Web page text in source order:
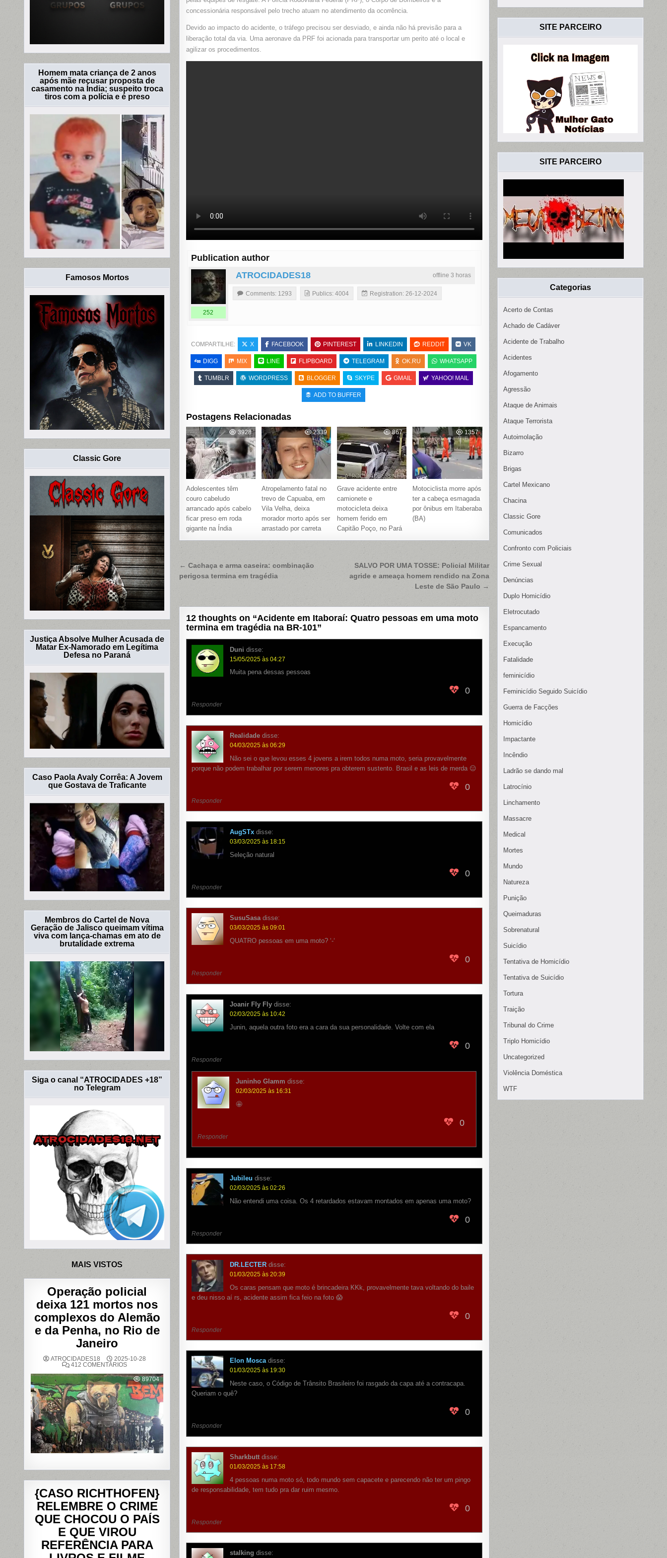
concessionária responsável pelo trecho atuam no atendimento da ocorrência.
Devido ao impacto do acidente, o tráfego precisou ser desviado, e ainda não há previsão para a
liberação total da via. Uma aeronave da PRF foi acionada para transportar um perito até o local e
agilizar os procedimentos.
Publication author
offline 3 horas
ATROCIDADES18
252
Comments: 1293 Publics: 4004 Registration: 26-12-2024
COMPARTILHE: X FACEBOOK PINTEREST LINKEDIN REDDIT VK
DIGG MIX LINE FLIPBOARD TELEGRAM OK.RU WHATSAPP
TUMBLR WORDPRESS BLOGGER SKYPE GMAIL YAHOO! MAIL
ADD TO BUFFER
Postagens Relacionadas
3928
Adolescentes têm
couro cabeludo
arrancado após cabelo
ficar preso em roda
gigante na Índia
2339
Atropelamento fatal no
trevo de Capuaba, em
Vila Velha, deixa
morador morto após ser
arrastado por carreta
867
Grave acidente entre
camionete e
motocicleta deixa
homem ferido em
Capitão Poço, no Pará
1357
Motociclista morre após
ter a cabeça esmagada
por ônibus em Itaberaba
(BA)
Navegação
de
SALVO POR UMA TOSSE: Policial Militar
agride e ameaça homem rendido na Zona
Leste de São Paulo →
← Cachaça e arma caseira: combinação
perigosa termina em tragédia
12 thoughts on “Acidente em Itaboraí: Quatro pessoas em uma moto
termina em tragédia na BR-101”
Duni disse:
15/05/2025 às 04:27
Muita pena dessas pessoas
0
Responder
Realidade disse:
04/03/2025 às 06:29
Não sei o que levou esses 4 jovens a irem todos numa moto, seria provavelmente
porque não podem trabalhar por serem menores pra obterem sustento. Brasil e as leis de merda 😑
0
Responder
AugSTx disse:
03/03/2025 às 18:15
Seleção natural
0
Responder
SusuSasa disse:
03/03/2025 às 09:01
QUATRO pessoas em uma moto? ‘-‘
0
Responder
Joanir Fly Fly disse:
02/03/2025 às 10:42
Junin, aquela outra foto era a cara da sua personalidade. Volte com ela
0
Responder
Juninho Glamm disse:
02/03/2025 às 16:31
🤩
0
Responder
Jubileu disse:
02/03/2025 às 02:26
Não entendi uma coisa. Os 4 retardados estavam montados em apenas uma moto?
0
Responder
DR.LECTER disse:
01/03/2025 às 20:39
Os caras pensam que moto é brincadeira KKk, provavelmente tava voltando do baile
e deu nisso aí rs, acidente assim fica feio na foto 😱
0
Responder
Elon Mosca disse:
01/03/2025 às 19:30
Neste caso, o Código de Trânsito Brasileiro foi rasgado da capa até a contracapa.
Queriam o quê?
0
Responder
Sharkbutt disse:
01/03/2025 às 17:58
4 pessoas numa moto só, todo mundo sem capacete e parecendo não ter um pingo
de responsabilidade, tem tudo pra dar ruim mesmo.
0
Responder
stalking disse:
Homem mata criança de 2 anos
após mãe recusar proposta de
casamento na Índia; suspeito troca
tiros com a polícia e é preso
Famosos Mortos
Classic Gore
Justiça Absolve Mulher Acusada de
Matar Ex-Namorado em Legítima
Defesa no Paraná
Caso Paola Avaly Corrêa: A Jovem
que Gostava de Traficante
Membros do Cartel de Nova
Geração de Jalisco queimam vítima
viva com lança-chamas em ato de
brutalidade extrema
Siga o canal “ATROCIDADES +18”
no Telegram
MAIS VISTOS
Operação policial
deixa 121 mortos nos
complexos do Alemão
e da Penha, no Rio de
Janeiro
ATROCIDADES18
2025-10-28
412 COMENTÁRIOSEM
POLICIAL
DEIXA
121
MORTOS
NOS
COMPLEXOS
DO
ALEMÃO
E
DA
PENHA,
NO
RIO
DE
89704
{CASO RICHTHOFEN}
RELEMBRE O CRIME
QUE CHOCOU O PAÍS
E QUE VIROU
REFERÊNCIA PARA
SITE PARCEIRO
SITE PARCEIRO
Categorias
Acerto de Contas
Achado de Cadáver
Acidente de Trabalho
Acidentes
Afogamento
Agressão
Ataque de Animais
Ataque Terrorista
Autoimolação
Bizarro
Brigas
Cartel Mexicano
Chacina
Classic Gore
Comunicados
Confronto com Policiais
Crime Sexual
Denúncias
Duplo Homicídio
Eletrocutado
Espancamento
Execução
Fatalidade
feminicídio
Feminicídio Seguido Suicídio
Guerra de Facções
Homicídio
Impactante
Incêndio
Ladrão se dando mal
Latrocínio
Linchamento
Massacre
Medical
Mortes
Mundo
Natureza
Punição
Queimaduras
Sobrenatural
Suicídio
Tentativa de Homicídio
Tentativa de Suicídio
Tortura
Traição
Tribunal do Crime
Triplo Homicídio
Uncategorized
Violência Doméstica
WTF